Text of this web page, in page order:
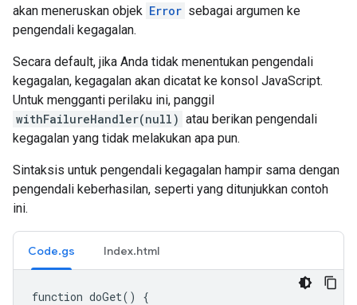
akan meneruskan objek Error sebagai argumen ke
pengendali kegagalan.
Secara default, jika Anda tidak menentukan pengendali
kegagalan, kegagalan akan dicatat ke konsol JavaScript.
Untuk mengganti perilaku ini, panggil
withFailureHandler(null) atau berikan pengendali
kegagalan yang tidak melakukan apa pun.
Sintaksis untuk pengendali kegagalan hampir sama dengan
pengendali keberhasilan, seperti yang ditunjukkan contoh
ini.
Code.gs Index.html
function doGet() {